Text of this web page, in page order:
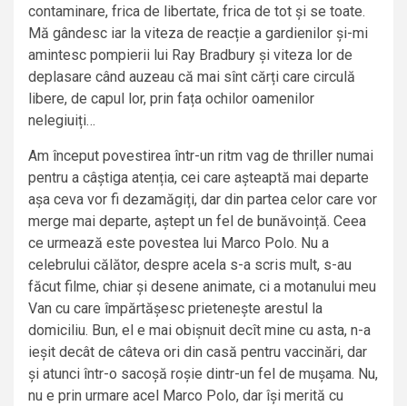
contaminare, frica de libertate, frica de tot și se toate.
Mă gândesc iar la viteza de reacție a gardienilor și-mi
amintesc pompierii lui Ray Bradbury și viteza lor de
deplasare când auzeau că mai sînt cărți care circulă
libere, de capul lor, prin fața ochilor oamenilor
nelegiuiți…
Am început povestirea într-un ritm vag de thriller numai
pentru a câștiga atenția, cei care așteaptă mai departe
așa ceva vor fi dezamăgiți, dar din partea celor care vor
merge mai departe, aștept un fel de bunăvoință. Ceea
ce urmează este povestea lui Marco Polo. Nu a
celebrului călător, despre acela s-a scris mult, s-au
făcut filme, chiar și desene animate, ci a motanului meu
Van cu care împărtășesc prietenește arestul la
domiciliu. Bun, el e mai obișnuit decît mine cu asta, n-a
ieșit decât de câteva ori din casă pentru vaccinări, dar
și atunci într-o sacoșă roșie dintr-un fel de mușama. Nu,
nu e prin urmare acel Marco Polo, dar își merită cu